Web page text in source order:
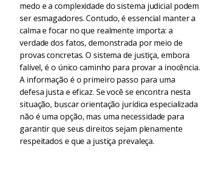
medo e a complexidade do sistema judicial podem
ser esmagadores. Contudo, é essencial manter a
calma e focar no que realmente importa: a
verdade dos fatos, demonstrada por meio de
provas concretas. O sistema de justiça, embora
falível, é o único caminho para provar a inocência.
A informação é o primeiro passo para uma
defesa justa e eficaz. Se você se encontra nesta
situação, buscar orientação jurídica especializada
não é uma opção, mas uma necessidade para
garantir que seus direitos sejam plenamente
respeitados e que a justiça prevaleça.